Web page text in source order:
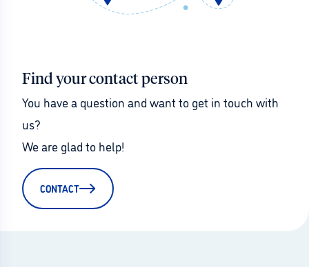
Find your contact person
You have a question and want to get in touch with
us?
We are glad to help!
CONTACT